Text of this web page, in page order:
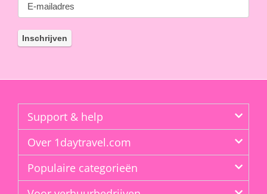
Support & help
Over 1daytravel.com
Populaire categorieën